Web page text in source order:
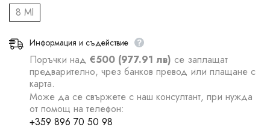
8 Ml
Информация и съдействие
Поръчки над €500 (977.91 лв) се заплащат
предварително, чрез банков превод или плащане с
карта.
Може да се свържете с наш консултант, при нужда
от помощ на телефон:
+359 896 70 50 98